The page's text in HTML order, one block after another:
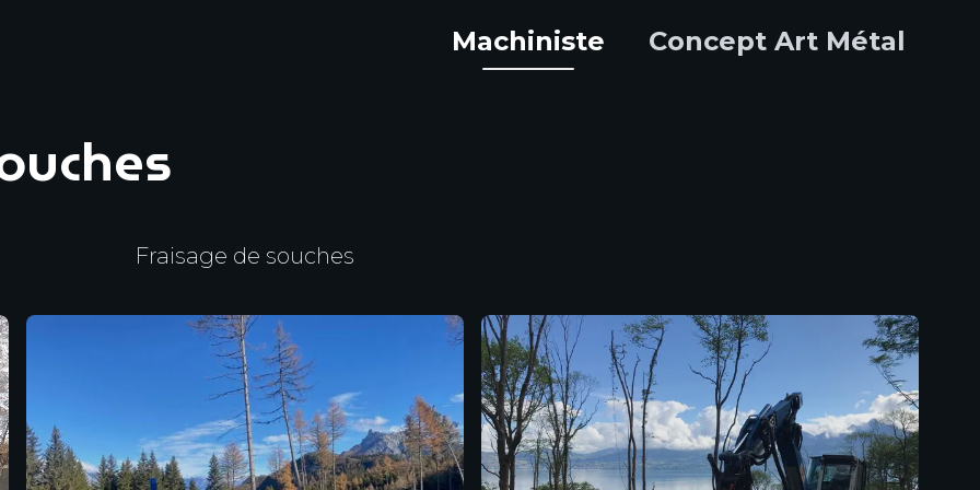
Machiniste Concept Art Métal
Fraisage de souches